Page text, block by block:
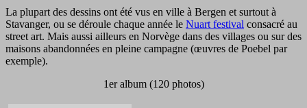
La plupart des dessins ont été vus en ville à Bergen et surtout à
Stavanger, ou se déroule chaque année le Nuart festival consacré au
street art. Mais aussi ailleurs en Norvège dans des villages ou sur des
maisons abandonnées en pleine campagne (œuvres de Poebel par
exemple).
1er album (120 photos)